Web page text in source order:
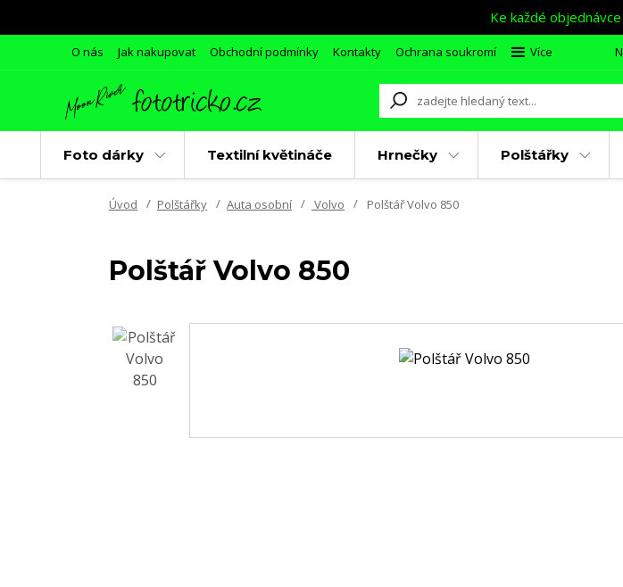
Ke každé
O nás Jak nakupovat Obchodní podmínky Kontakty Ochrana soukromí Více
Foto dárky Textilní květináče Hrnečky Polštářky
Úvod Polštářky Auta osobní Volvo Polštář Volvo 850
Polštář Volvo 850